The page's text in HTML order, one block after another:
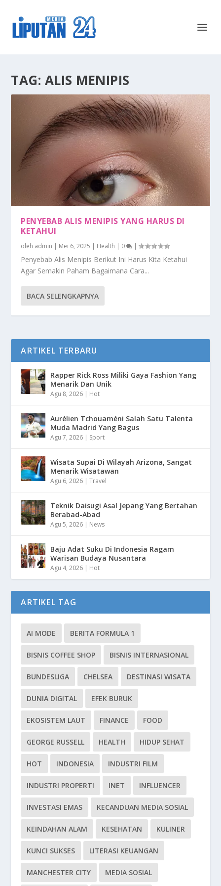
TAG: ALIS MENIPIS
PENYEBAB ALIS MENIPIS YANG HARUS DI
KETAHUI
oleh admin | Mei 6, 2025 | Health | 0 |
Penyebab Alis Menipis Berikut Ini Harus Kita Ketahui
Agar Semakin Paham Bagaimana Cara...
BACA SELENGKAPNYA
ARTIKEL TERBARU
Rapper Rick Ross Miliki Gaya Fashion Yang
Menarik Dan Unik
Agu 8, 2026 | Hot
Aurélien Tchouaméni Salah Satu Talenta
Muda Madrid Yang Bagus
Agu 7, 2026 | Sport
Wisata Supai Di Wilayah Arizona, Sangat
Menarik Wisatawan
Agu 6, 2026 |Travel
Teknik Daisugi Asal Jepang Yang Bertahan
Berabad-Abad
Agu 5, 2026 | News
Baju Adat Suku Di Indonesia Ragam
Warisan Budaya Nusantara
Agu 4, 2026 | Hot
ARTIKEL TAG
AI MODE BERITA FORMULA 1
BISNIS COFFEE SHOP BISNIS INTERNASIONAL
BUNDESLIGA CHELSEA DESTINASI WISATA
DUNIA DIGITAL EFEK BURUK
EKOSISTEM LAUT FINANCE FOOD
GEORGE RUSSELL HEALTH HIDUP SEHAT
HOT INDONESIA INDUSTRI FILM
INDUSTRI PROPERTI INET INFLUENCER
INVESTASI EMAS KECANDUAN MEDIA SOSIAL
KEINDAHAN ALAM KESEHATAN KULINER
KUNCI SUKSES LITERASI KEUANGAN
MANCHESTER CITY MEDIA SOSIAL